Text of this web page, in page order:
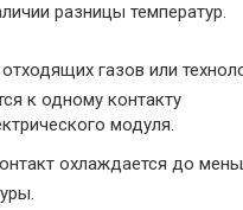
разницы температур.
газов или
к одному контакту
модуля.
охлаждается до